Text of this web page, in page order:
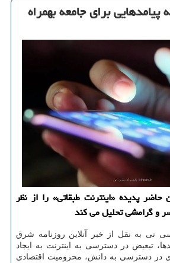
پیامدهایی برای جامعه بهمراه
پدیده «اینترنت طبقاتی» را از نظر
و گرامشی تحلیل می کند
تی به نقل از خبر آنلاین روزنامه شرق
تبعیض در دسترسی به اینترنت به ایجاد
در دسترسی به دانش، محرومیت اقتصادی